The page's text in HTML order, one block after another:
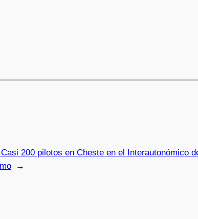
Casi 200 pilotos en Cheste en el Interautonómico
→